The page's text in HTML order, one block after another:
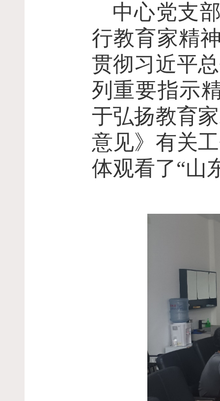
中心党支
行教育家精
贯彻习近平
列重要指示
于弘扬教育
意见》有关
体观看了“山